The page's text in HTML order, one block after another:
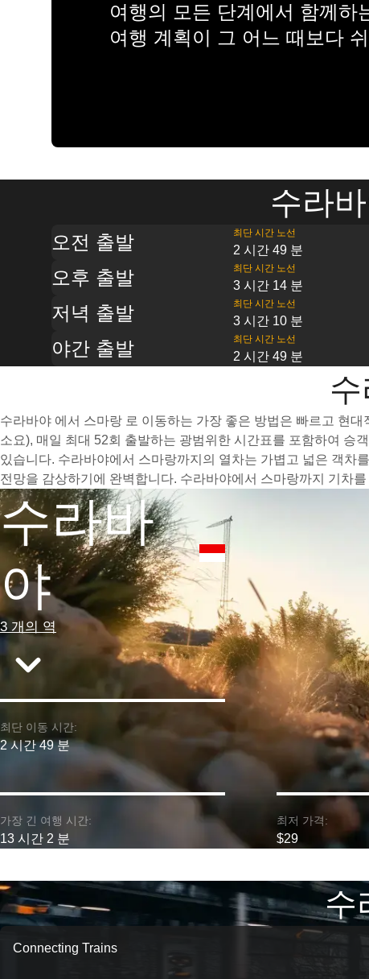
여행의 모든 단계에서 함께
여행 계획이 그 어느 때보다
수라
오전 출발 최단 시간 노선
2 시간 49 분
오후 출발 최단 시간 노선
3 시간 14 분
저녁 출발 최단 시간 노선
3 시간 10 분
야간 출발 최단 시간 노선
2 시간 49 분
수라바야 에서 스마랑 로 이동하는 가장 좋은 방법은 빠르고 현
소요), 매일 최대 52회 출발하는 광범위한 시간표를 포함하여 승
있습니다. 수라바야에서 스마랑까지의 열차는 가볍고 넓은 객차
전망을 감상하기에 완벽합니다. 수라바야에서 스마랑까지 기차
수라바
야
3 개의 역
최단 이동 시간:
2 시간 49 분
가장 긴 여행 시간:
13 시간 2 분
최저 가격:
$29
수
Connecting Trains